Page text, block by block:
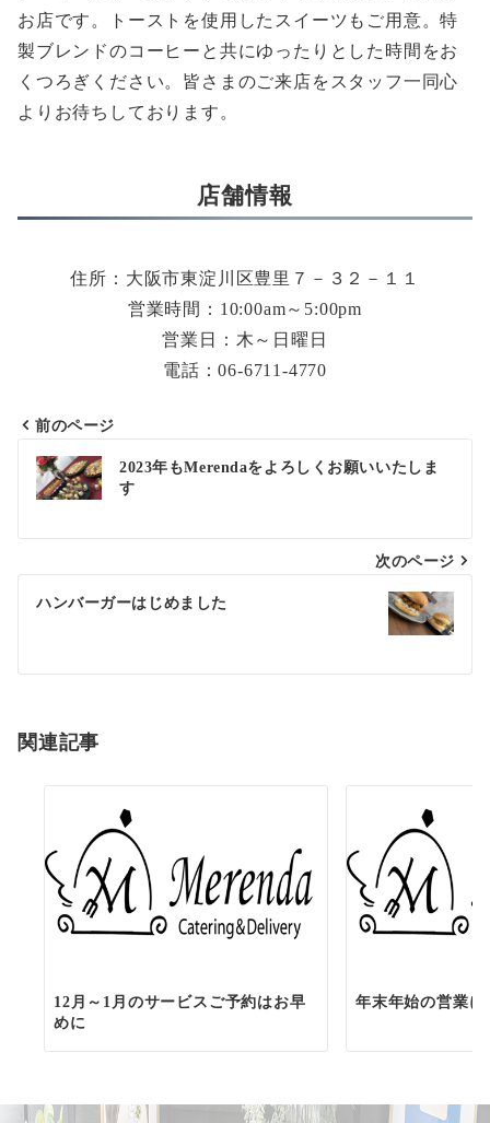
お店です。トーストを使用したスイーツもご用意。特
製ブレンドのコーヒーと共にゆったりとした時間をお
くつろぎください。皆さまのご来店をスタッフ一同心
よりお待ちしております。
店舗情報
住所：大阪市東淀川区豊里７－３２－１１
営業時間：10:00am～5:00pm
営業日：木～日曜日
電話：06-6711-4770
投
稿
ビ
ゲ
シ
ン
前のページ
2023年もMerendaをよろしくお願いいたしま
す
次のページ
ハンバーガーはじめました
関連記事
12月～1月のサービスご予約はお早
めに
年末年始の営業に